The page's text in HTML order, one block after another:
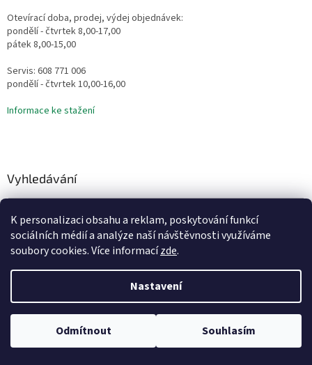
K personalizaci obsahu a reklam, poskytování funkcí
sociálních médií a analýze naší návštěvnosti využíváme
soubory cookies. Více informacízde.
Nastavení
Odmítnout Souhlasím
Otevírací doba, prodej, výdej objednávek:
pondělí - čtvrtek 8,00-17,00
pátek 8,00-15,00
Servis: 608 771 006
pondělí - čtvrtek 10,00-16,00
Informace ke stažení
Vyhledávání
HLEDAT
Copyright 2026Vodní Království. Všechna práva vyhrazena.
Upravit nastavení cookies